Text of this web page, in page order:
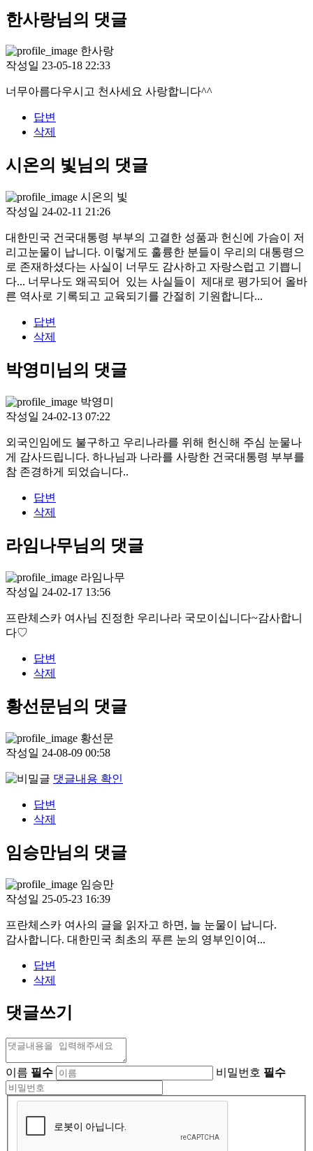
한사랑님의 댓글
한사랑
작성일 23-05-18 22:33
너무아름다우시고 천사세요 사랑합니다^^
답변
삭제
시온의 빛님의 댓글
시온의 빛
작성일 24-02-11 21:26
대한민국 건국대통령 부부의 고결한 성품과 헌신에 가슴이 저
리고눈물이 납니다. 이렇게도 훌륭한 분들이 우리의 대통령으
로 존재하셨다는 사실이 너무도 감사하고 자랑스럽고 기쁩니
다... 너무나도 왜곡되어 있는 사실들이 제대로 평가되어 올바
른 역사로 기록되고 교육되기를 간절히 기원합니다...
답변
삭제
박영미님의 댓글
박영미
작성일 24-02-13 07:22
외국인임에도 불구하고 우리나라를 위해 헌신해 주심 눈물나
게 감사드립니다. 하나님과 나라를 사랑한 건국대통령 부부를
참 존경하게 되었습니다..
답변
삭제
라임나무님의 댓글
라임나무
작성일 24-02-17 13:56
프란체스카 여사님 진정한 우리나라 국모이십니다~감사합니
다♡
답변
삭제
황선문님의 댓글
황선문
작성일 24-08-09 00:58
댓글내용 확인
답변
삭제
임승만님의 댓글
임승만
작성일 25-05-23 16:39
프란체스카 여사의 글을 읽자고 하면, 늘 눈물이 납니다.
감사합니다. 대한민국 최초의 푸른 눈의 영부인이여...
답변
삭제
댓글쓰기
이름 필수 비밀번호 필수